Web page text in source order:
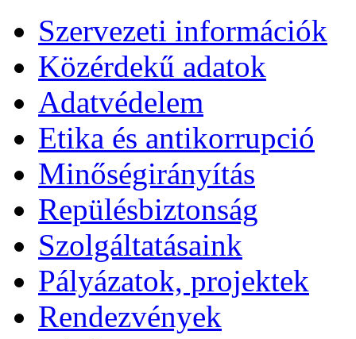
Szervezeti információk
Közérdekű adatok
Adatvédelem
Etika és antikorrupció
Minőségirányítás
Repülésbiztonság
Szolgáltatásaink
Pályázatok, projektek
Rendezvények